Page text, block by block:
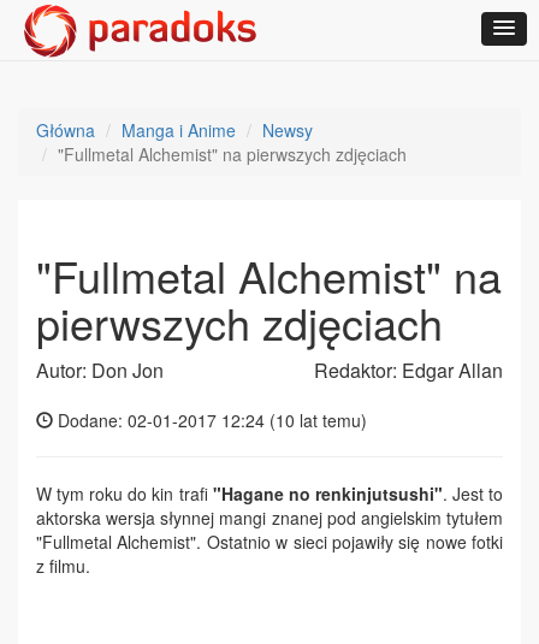
Główna Manga i Anime
Newsy
"Fullmetal Alchemist" na pierwszych zdjęciach
"Fullmetal Alchemist" na
pierwszych zdjęciach
Autor: Don Jon Redaktor: Edgar Allan
Dodane: 02-01-2017 12:24 (10 lat temu)
W tym roku do kin trafi "Hagane no renkinjutsushi". Jest to
aktorska wersja słynnej mangi znanej pod angielskim tytułem
"Fullmetal Alchemist". Ostatnio w sieci pojawiły się nowe fotki
z filmu.